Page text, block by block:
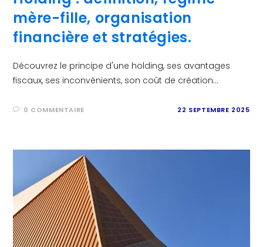
mère-fille, organisation
financière et stratégies.
Découvrez le principe d'une holding, ses avantages
fiscaux, ses inconvénients, son coût de création...
0 COMMENTAIRE 22 SEPTEMBRE 2025